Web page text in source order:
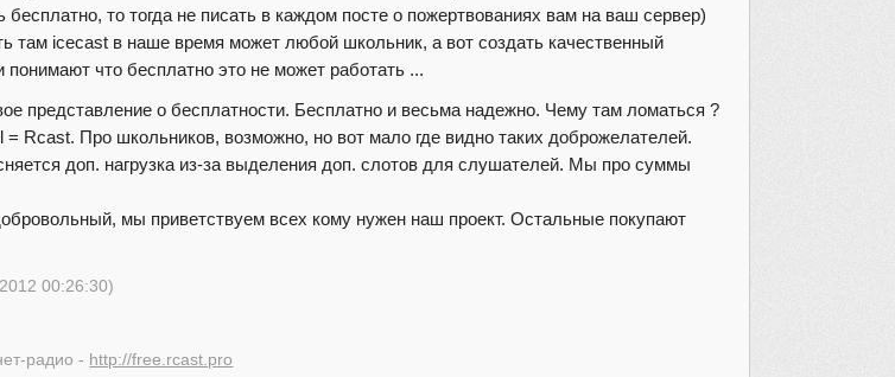
то тогда не писать в каждом посте о пожертвованиях вам на ваш сервер)
там icecast в наше время может любой школьник, а вот создать качественный
понимают что бесплатно это не может работать ...
представление о бесплатности. Бесплатно и весьма надежно. Чему там ломаться ?
Rcast. Про школьников, возможно, но вот мало где видно таких доброжелателей.
доп. нагрузка из-за выделения доп. слотов для слушателей. Мы про суммы
мы приветствуем всех кому нужен наш проект. Остальные покупают
00:26:30)
радио - http://free.rcast.pro